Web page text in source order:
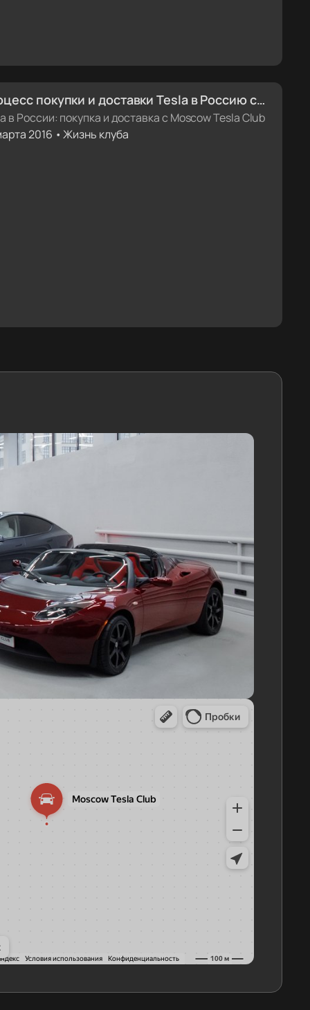
покупки и доставки Tesla в Россию с
Tesla Club
в России: покупка и доставка с Moscow Tesla Club
2016 • Жизнь клуба